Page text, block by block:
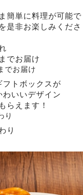
簡単に料理が可能で
是非お楽しみくださ
トボックスが
いいデザイン
らえます！